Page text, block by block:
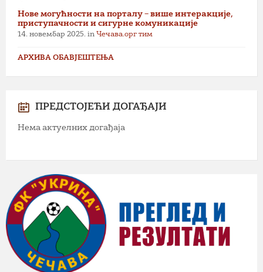
Нове могућности на порталу – више интеракције,
приступачности и сигурне комуникације
14. новембар 2025. in Чечава.орг тим
АРХИВА ОБАВЈЕШТЕЊА
ПРЕДСТОЈЕЋИ ДОГАЂАЈИ
Нема актуелних догађаја